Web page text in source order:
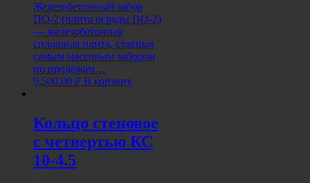
Железобетонный забор
ПО-2 (плита ограды ПО-2)
— железобетонная
сплошная плита, ставшая
самым массовым забором
по продажам…
9,500.00 Р В корзину
Кольцо стеновое
с четвертью КС
10-4.5